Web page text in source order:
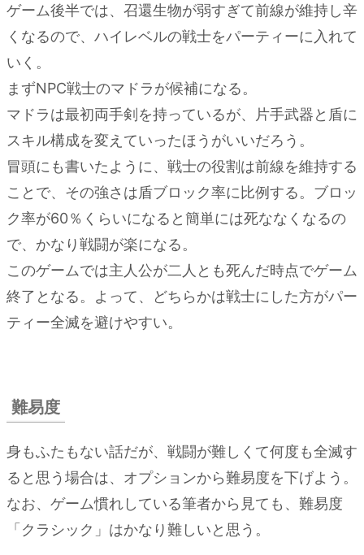
ゲーム後半では、召還生物が弱すぎて前線が維持し辛
くなるので、ハイレベルの戦士をパーティーに入れて
いく。
まずNPC戦士のマドラが候補になる。
マドラは最初両手剣を持っているが、片手武器と盾に
スキル構成を変えていったほうがいいだろう。
冒頭にも書いたように、戦士の役割は前線を維持する
ことで、その強さは盾ブロック率に比例する。ブロッ
ク率が60％くらいになると簡単には死ななくなるの
で、かなり戦闘が楽になる。
このゲームでは主人公が二人とも死んだ時点でゲーム
終了となる。よって、どちらかは戦士にした方がパー
ティー全滅を避けやすい。
難易度
身もふたもない話だが、戦闘が難しくて何度も全滅す
ると思う場合は、オプションから難易度を下げよう。
なお、ゲーム慣れしている筆者から見ても、難易度
「クラシック」はかなり難しいと思う。